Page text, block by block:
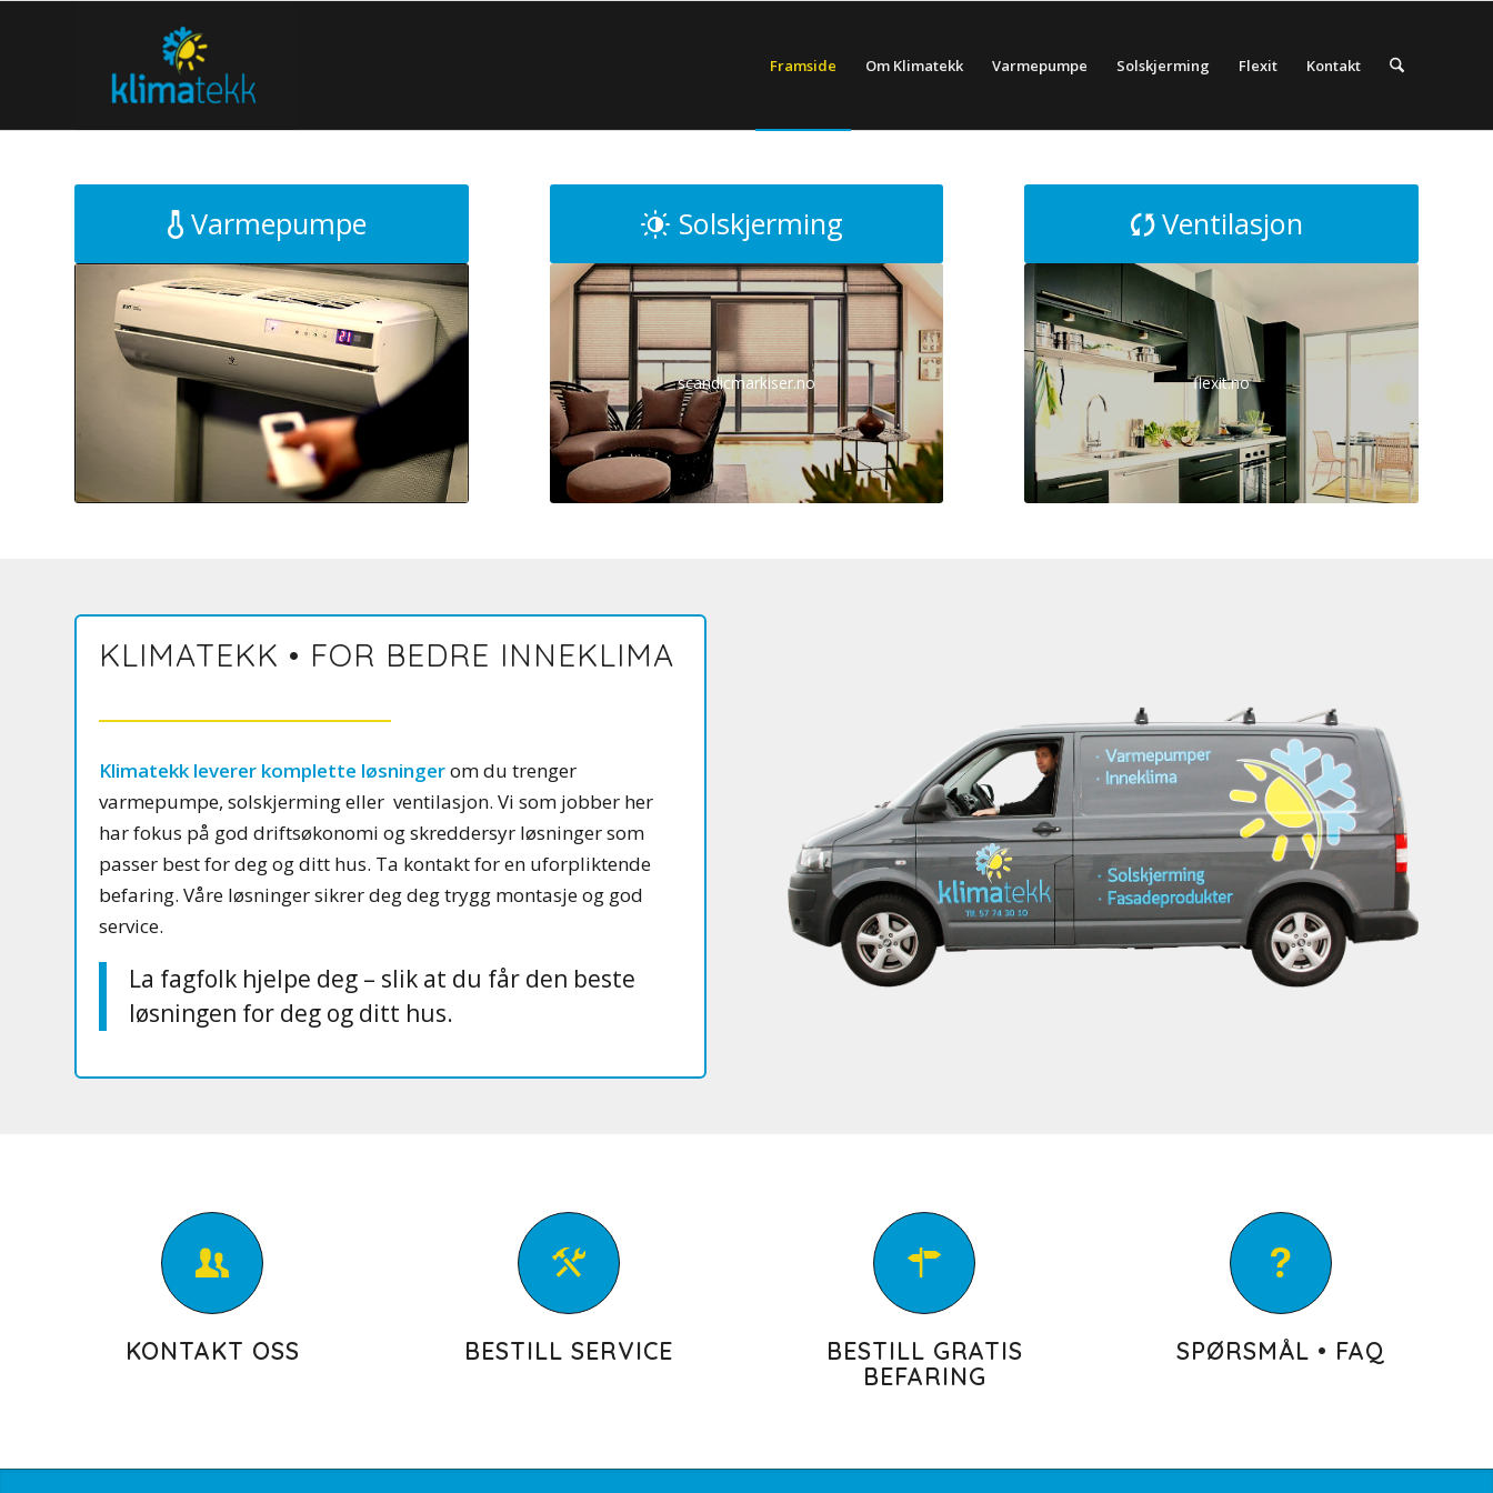
Framside Om Klimatekk Varmepumpe Solskjerming Flexit Kontakt
Varmepumpe Solskjerming
scandicmarkiser.no
Ventilasjon
flexit.no
KLIMATEKK • FOR BEDRE INNEKLIMA
Klimatekk leverer komplette løsningerom du trenger
varmepumpe, solskjerming eller ventilasjon. Vi som jobber her
har fokus på god driftsøkonomi og skreddersyr løsninger som
passer best for deg og ditt hus. Ta kontakt for en uforpliktende
befaring. Våre løsninger sikrer deg deg trygg montasje og god
service.
La fagfolk hjelpe deg – slik at du får den beste
løsningen for deg og ditt hus.
KONTAKT OSS BESTILL SERVICE
BESTILL GRATIS
BEFARING
SPØRSMÅL • FAQ